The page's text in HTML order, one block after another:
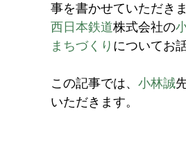
事を書かせていただき
西日本鉄道株式会社の
まちづくり についてお
この記事では、 小林誠
いただきます。